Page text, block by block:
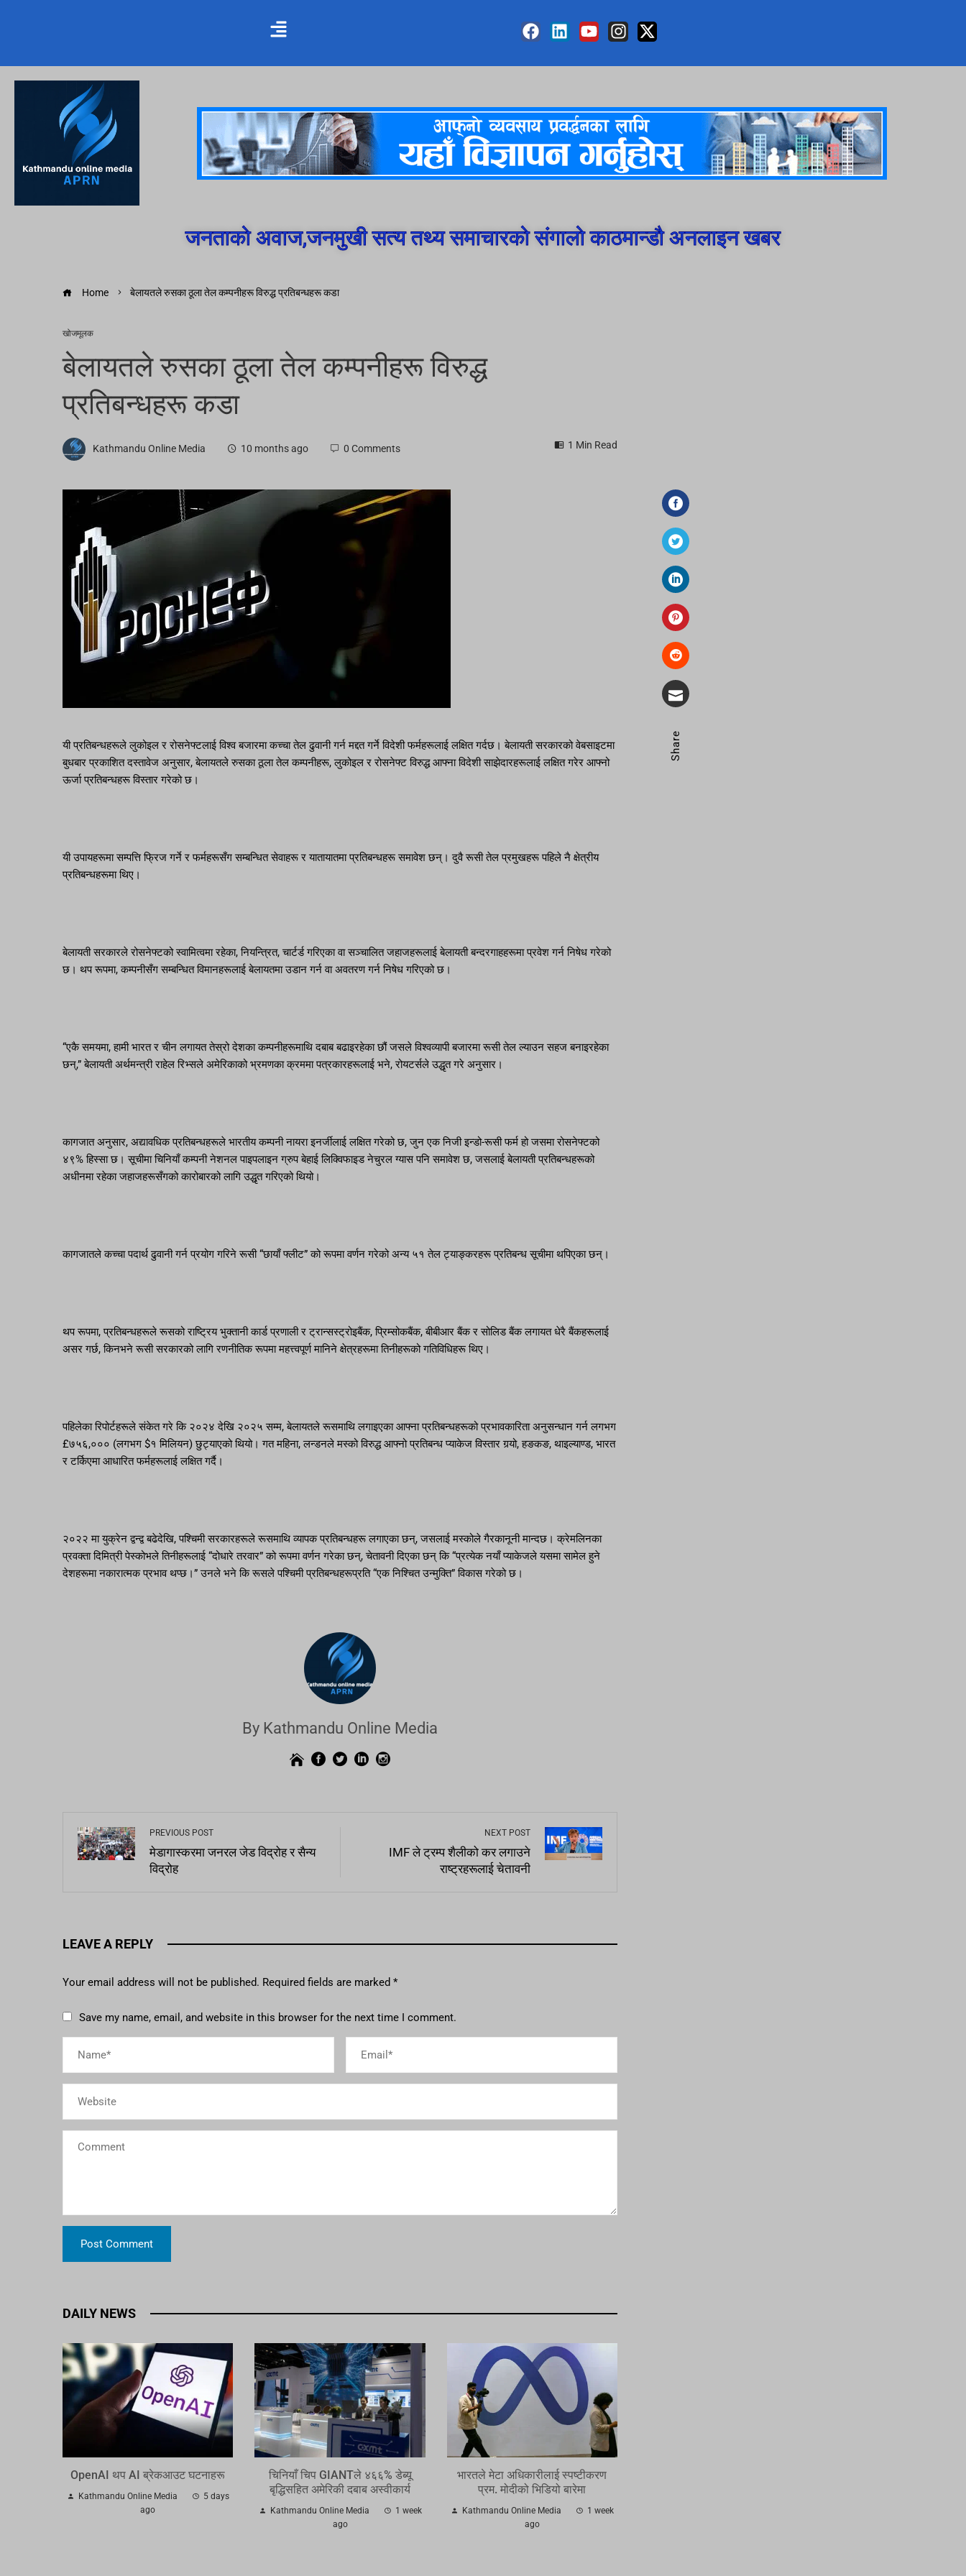
जनताको अवाज,जनमुखी सत्य तथ्य समाचारको संगालो काठमान्डौ अनलाइन खबर
Home बेलायतले रुसका ठूला तेल कम्पनीहरू विरुद्ध प्रतिबन्धहरू कडा
खोजमूलक
बेलायतले रुसका ठूला तेल कम्पनीहरू विरुद्ध
प्रतिबन्धहरू कडा
Kathmandu Online Media 10 months ago 0 Comments 1 Min Read
Share
यी प्रतिबन्धहरूले लुकोइल र रोसनेफ्टलाई विश्व बजारमा कच्चा तेल ढुवानी गर्न मद्दत गर्ने विदेशी फर्महरूलाई लक्षित गर्दछ। बेलायती सरकारको वेबसाइटमा
बुधबार प्रकाशित दस्तावेज अनुसार, बेलायतले रुसका ठूला तेल कम्पनीहरू, लुकोइल र रोसनेफ्ट विरुद्ध आफ्ना विदेशी साझेदारहरूलाई लक्षित गरेर आफ्नो
ऊर्जा प्रतिबन्धहरू विस्तार गरेको छ।
यी उपायहरूमा सम्पत्ति फ्रिज गर्ने र फर्महरूसँग सम्बन्धित सेवाहरू र यातायातमा प्रतिबन्धहरू समावेश छन्। दुवै रूसी तेल प्रमुखहरू पहिले नै क्षेत्रीय
प्रतिबन्धहरूमा थिए।
बेलायती सरकारले रोसनेफ्टको स्वामित्वमा रहेका, नियन्त्रित, चार्टर्ड गरिएका वा सञ्चालित जहाजहरूलाई बेलायती बन्दरगाहहरूमा प्रवेश गर्न निषेध गरेको
छ। थप रूपमा, कम्पनीसँग सम्बन्धित विमानहरूलाई बेलायतमा उडान गर्न वा अवतरण गर्न निषेध गरिएको छ।
“एकै समयमा, हामी भारत र चीन लगायत तेस्रो देशका कम्पनीहरूमाथि दबाब बढाइरहेका छौं जसले विश्वव्यापी बजारमा रूसी तेल ल्याउन सहज बनाइरहेका
छन्,” बेलायती अर्थमन्त्री राहेल रिभ्सले अमेरिकाको भ्रमणका क्रममा पत्रकारहरूलाई भने, रोयटर्सले उद्धृत गरे अनुसार।
कागजात अनुसार, अद्यावधिक प्रतिबन्धहरूले भारतीय कम्पनी नायरा इनर्जीलाई लक्षित गरेको छ, जुन एक निजी इन्डो-रूसी फर्म हो जसमा रोसनेफ्टको
४९% हिस्सा छ। सूचीमा चिनियाँ कम्पनी नेशनल पाइपलाइन ग्रुप बेहाई लिक्विफाइड नेचुरल ग्यास पनि समावेश छ, जसलाई बेलायती प्रतिबन्धहरूको
अधीनमा रहेका जहाजहरूसँगको कारोबारको लागि उद्धृत गरिएको थियो।
कागजातले कच्चा पदार्थ ढुवानी गर्न प्रयोग गरिने रूसी “छायाँ फ्लीट” को रूपमा वर्णन गरेको अन्य ५१ तेल ट्याङ्करहरू प्रतिबन्ध सूचीमा थपिएका छन्।
थप रूपमा, प्रतिबन्धहरूले रूसको राष्ट्रिय भुक्तानी कार्ड प्रणाली र ट्रान्सस्ट्रोइबैंक, प्रिम्सोकबैंक, बीबीआर बैंक र सोलिड बैंक लगायत धेरै बैंकहरूलाई
असर गर्छ, किनभने रूसी सरकारको लागि रणनीतिक रूपमा महत्त्वपूर्ण मानिने क्षेत्रहरूमा तिनीहरूको गतिविधिहरू थिए।
पहिलेका रिपोर्टहरूले संकेत गरे कि २०२४ देखि २०२५ सम्म, बेलायतले रूसमाथि लगाइएका आफ्ना प्रतिबन्धहरूको प्रभावकारिता अनुसन्धान गर्न लगभग
£७५६,००० (लगभग $१ मिलियन) छुट्याएको थियो। गत महिना, लन्डनले मस्को विरुद्ध आफ्नो प्रतिबन्ध प्याकेज विस्तार गर्‍यो, हङकङ, थाइल्याण्ड, भारत
र टर्किएमा आधारित फर्महरूलाई लक्षित गर्दै।
२०२२ मा युक्रेन द्वन्द्व बढेदेखि, पश्चिमी सरकारहरूले रूसमाथि व्यापक प्रतिबन्धहरू लगाएका छन्, जसलाई मस्कोले गैरकानूनी मान्दछ। क्रेमलिनका
प्रवक्ता दिमित्री पेस्कोभले तिनीहरूलाई “दोधारे तरवार” को रूपमा वर्णन गरेका छन्, चेतावनी दिएका छन् कि “प्रत्येक नयाँ प्याकेजले यसमा सामेल हुने
देशहरूमा नकारात्मक प्रभाव थप्छ।” उनले भने कि रूसले पश्चिमी प्रतिबन्धहरूप्रति “एक निश्चित उन्मुक्ति” विकास गरेको छ।
By Kathmandu Online Media
PREVIOUS POST
मेडागास्करमा जनरल जेड विद्रोह र सैन्य
विद्रोह
NEXT POST
IMF ले ट्रम्प शैलीको कर लगाउने
राष्ट्रहरूलाई चेतावनी
LEAVE A REPLY
Your email address will not be published. Required fields are marked *
Save my name, email, and website in this browser for the next time I comment.
DAILY NEWS
OpenAI थप AI ब्रेकआउट घटनाहरू
Kathmandu Online Media
5 days
ago
चिनियाँ चिप GIANTले ४६६% डेब्यू
बृद्धिसहित अमेरिकी दबाब अस्वीकार्य
Kathmandu Online Media
1 week
ago
भारतले मेटा अधिकारीलाई स्पष्टीकरण
प्रम. मोदीको भिडियो बारेमा
Kathmandu Online Media
1 week
ago